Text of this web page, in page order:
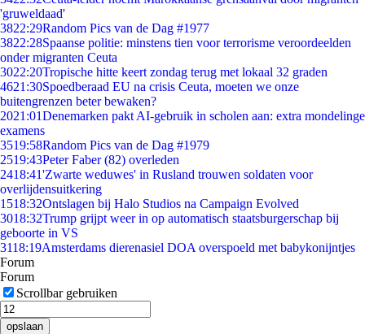
'gruweldaad'
3822:29Random Pics van de Dag #1977
3822:28Spaanse politie: minstens tien voor terrorisme veroordeelden
onder migranten Ceuta
3022:20Tropische hitte keert zondag terug met lokaal 32 graden
4621:30Spoedberaad EU na crisis Ceuta, moeten we onze
buitengrenzen beter bewaken?
2021:01Denemarken pakt AI-gebruik in scholen aan: extra mondelinge
examens
3519:58Random Pics van de Dag #1979
2519:43Peter Faber (82) overleden
2418:41'Zwarte weduwes' in Rusland trouwen soldaten voor
overlijdensuitkering
1518:32Ontslagen bij Halo Studios na Campaign Evolved
3018:32Trump grijpt weer in op automatisch staatsburgerschap bij
geboorte in VS
3118:19Amsterdams dierenasiel DOA overspoeld met babykonijntjes
Forum
Forum
Scrollbar gebruiken
opslaan